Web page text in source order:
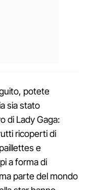
potete
sia stato
di Lady Gaga:
ricoperti di
e
a forma di
parte del mondo